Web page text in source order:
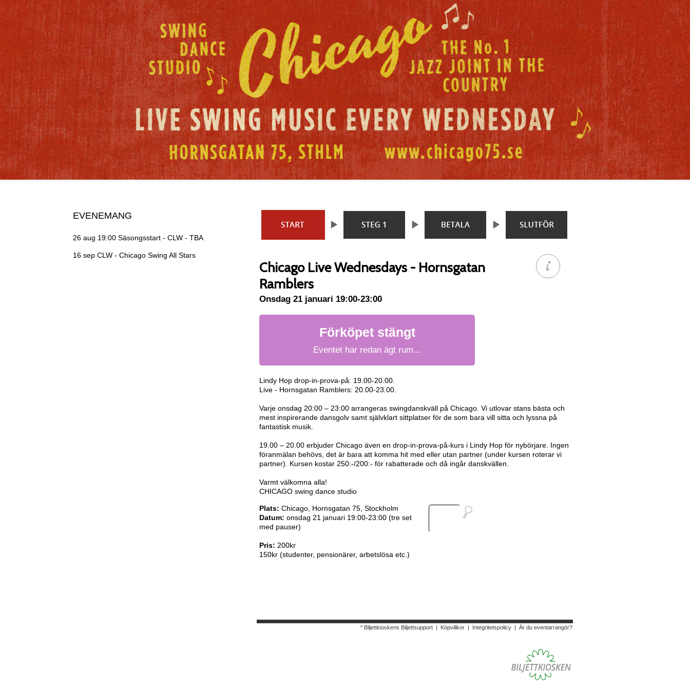
EVENEMANG
26 aug 19:00 Säsongsstart - CLW - TBA
16 sep CLW - Chicago Swing All Stars
Chicago Live Wednesdays - Hornsgatan
Ramblers
Onsdag 21 januari 19:00-23:00
Förköpet stängt
Eventet har redan ägt rum...
Lindy Hop drop-in-prova-på: 19.00-20.00.
Live - Hornsgatan Ramblers: 20.00-23.00.‍
Varje onsdag 20:00 – 23:00 arrangeras swingdanskväll på Chicago. Vi utlovar stans bästa och
mest inspirerande dansgolv samt självklart sittplatser för de som bara vill sitta och lyssna på
fantastisk musik.
19.00 – 20.00 erbjuder Chicago även en drop-in-prova-på-kurs i Lindy Hop för nybörjare. Ingen
föranmälan behövs, det är bara att komma hit med eller utan partner (under kursen roterar vi
partner). Kursen kostar 250:-/200:- för rabatterade och då ingår danskvällen.
Varmt välkomna alla!
CHICAGO swing dance studio
Plats: Chicago, Hornsgatan 75, Stockholm
Datum: onsdag 21 januari 19:00-23:00 (tre set
med pauser)
Pris: 200kr
150kr (studenter, pensionärer, arbetslösa etc.)
* Biljettkioskens Biljettsupport | Köpvillkor | Integritetspolicy | Är du eventarrangör?